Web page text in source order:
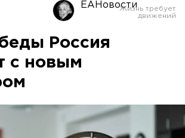
Оренбург
ЕАНовости
Россия
с новым